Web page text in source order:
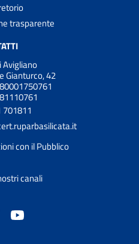
trasparente
Avigliano
Gianturco, 42
701811
con il Pubblico
canali